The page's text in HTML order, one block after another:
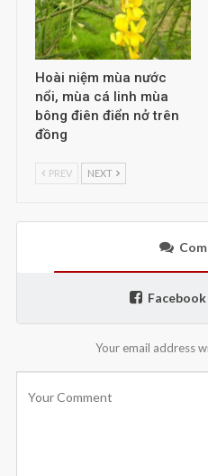
Hoài niệm mùa nước
nổi, mùa cá linh mùa
bông điên điển nở trên
đồng
PREV NEXT
Your email address